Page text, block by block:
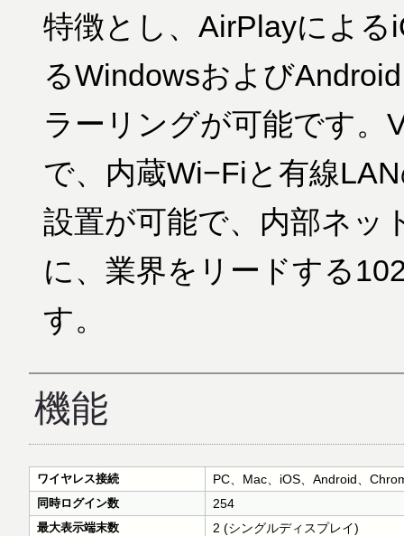
特徴とし、AirPlayによ
るWindowsおよび
ラーリングが可能です。
で、内蔵Wi−Fiと有線
設置が可能で、内部ネッ
に、業界をリードする
す。
機能
ワイヤレス接続 PC、Mac、iOS、Android、
同時ログイン数 254
最大表示端末数 2 (シングルディスプレイ)